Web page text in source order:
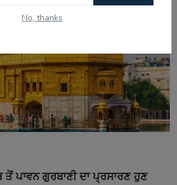
No, thanks
ਤੋਂ ਪਾਵਨ ਗੁਰਬਾਣੀ ਦਾ ਪ੍ਰਸਾਰਣ ਹੁਣ